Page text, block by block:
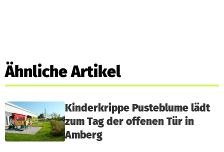
Ähnliche Artikel
Kinderkrippe Pusteblume lädt
zum Tag der offenen Tür in
Amberg